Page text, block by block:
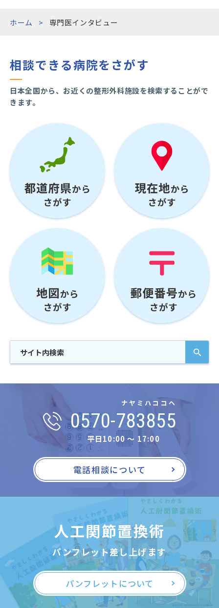
ホーム 専門医インタビュー
相談できる病院をさがす
日本全国から、お近くの整形外科施設を検索することがで
きます。
ナヤミハココヘ
0570-783855
平日10:00 〜 17:00
電話相談について
人工関節置換術
パンフレット差し上げます
パンフレットについて